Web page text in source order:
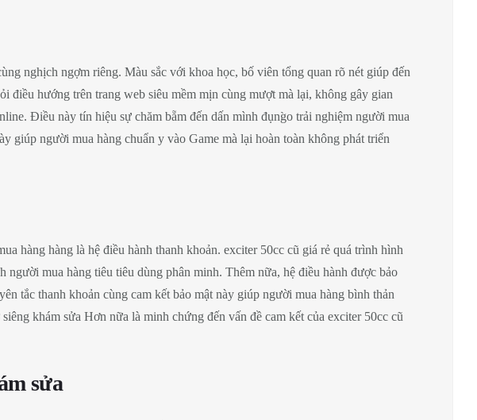
nghịch ngợm riêng. Màu sắc với khoa học, bố viên tổng quan rõ nét giúp đến
điều hướng trên trang web siêu mềm mịn cùng mượt mà lại, không gây gian
Điều này tín hiệu sự chăm bẵm đến dấn mình đụng̀o trải nghiệm người mua
giúp người mua hàng chuẩn y vào Game mà lại hoàn toàn không phát triển
hàng hàng là hệ điều hành thanh khoản. exciter 50cc cũ giá rẻ quá trình hình
mua hàng tiêu tiêu dùng phân minh. Thêm nữa, hệ điều hành được bảo
tắc thanh khoản cùng cam kết bảo mật này giúp người mua hàng bình thản
khám sửa Hơn nữa là minh chứng đến vấn đề cam kết của exciter 50cc cũ
sửa